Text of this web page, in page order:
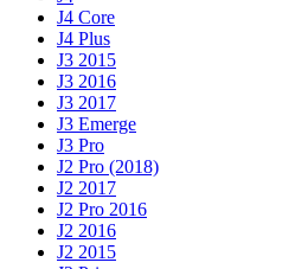
J4 Core
J4 Plus
J3 2015
J3 2016
J3 2017
J3 Emerge
J3 Pro
J2 Pro (2018)
J2 2017
J2 Pro 2016
J2 2016
J2 2015